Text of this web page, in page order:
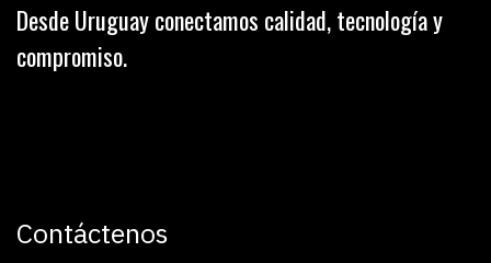
Desde Uruguay conectamos calidad, tecnología y
compromiso.
Contáctenos